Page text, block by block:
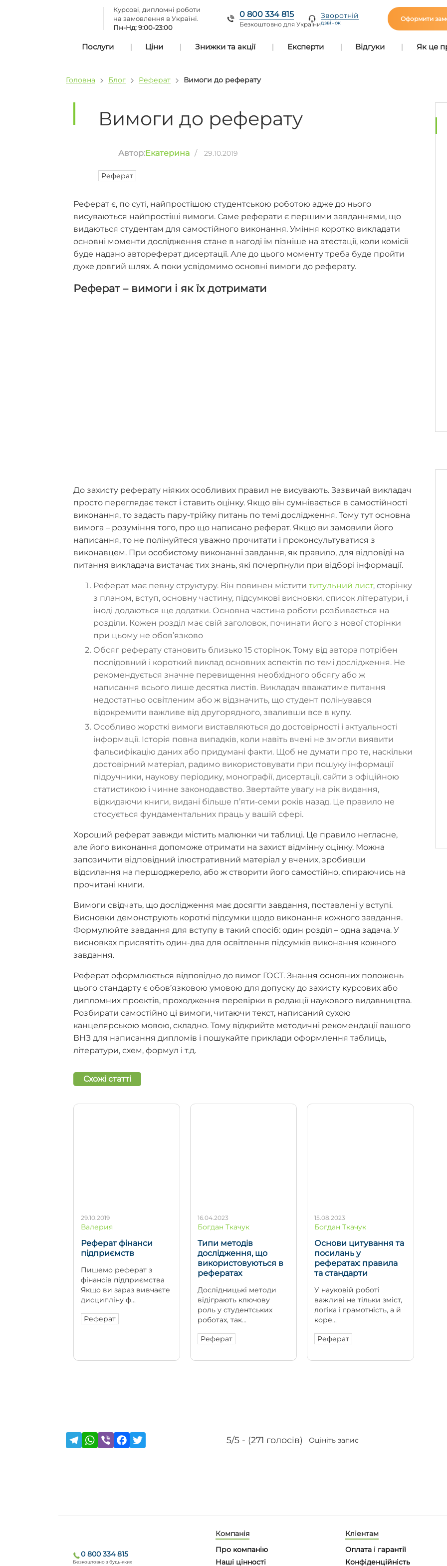
Курсові, дипломні роботи
на замовлення в Україні.
Пн-Нд: 9:00-23:00
0 800 334 815
Безкоштовно для України
Зворотній
дзвінок
Оформити
Послуги Ціни Знижки та акції Експерти Відгуки Як це
Головна Блог Реферат Вимоги до реферату
Вимоги до реферату
Автор:Екатерина / 29.10.2019
Реферат
Реферат є, по суті, найпростішою студентською роботою адже до нього
висуваються найпростіші вимоги. Саме реферати є першими завданнями, що
видаються студентам для самостійного виконання. Уміння коротко викладати
основні моменти дослідження стане в нагоді їм пізніше на атестації, коли комісії
буде надано автореферат дисертації. Але до цього моменту треба буде пройти
дуже довгий шлях. А поки усвідомимо основні вимоги до реферату.
Реферат – вимоги і як їх дотримати
До захисту реферату ніяких особливих правил не висувають. Зазвичай викладач
просто переглядає текст і ставить оцінку. Якщо він сумнівається в самостійності
виконання, то задасть пару-трійку питань по темі дослідження. Тому тут основна
вимога – розуміння того, про що написано реферат. Якщо ви замовили його
написання, то не полінуйтеся уважно прочитати і проконсультуватися з
виконавцем. При особистому виконанні завдання, як правило, для відповіді на
питання викладача вистачає тих знань, які почерпнули при відборі інформації.
Реферат має певну структуру. Він повинен містити титульний лист, сторінку
з планом, вступ, основну частину, підсумкові висновки, список літератури, і
іноді додаються ще додатки. Основна частина роботи розбивається на
розділи. Кожен розділ має свій заголовок, починати його з нової сторінки
при цьому не обов’язково
Обсяг реферату становить близько 15 сторінок. Тому від автора потрібен
послідовний і короткий виклад основних аспектів по темі дослідження. Не
рекомендується значне перевищення необхідного обсягу або ж
написання всього лише десятка листів. Викладач вважатиме питання
недостатньо освітленим або ж відзначить, що студент полінувався
відокремити важливе від другорядного, зваливши все в купу.
Особливо жорсткі вимоги виставляються до достовірності і актуальності
інформації. Історія повна випадків, коли навіть вчені не змогли виявити
фальсифікацію даних або придумані факти. Щоб не думати про те, наскільки
достовірний матеріал, радимо використовувати при пошуку інформації
підручники, наукову періодику, монографії, дисертації, сайти з офіційною
статистикою і чинне законодавство. Звертайте увагу на рік видання,
відкидаючи книги, видані більше п’яти-семи років назад. Це правило не
стосується фундаментальних праць у вашій сфері.
Хороший реферат завжди містить малюнки чи таблиці. Це правило негласне,
але його виконання допоможе отримати на захист відмінну оцінку. Можна
запозичити відповідний ілюстративний матеріал у вчених, зробивши
відсилання на першоджерело, або ж створити його самостійно, спираючись на
прочитані книги.
Вимоги свідчать, що дослідження має досягти завдання, поставлені у вступі.
Висновки демонструють короткі підсумки щодо виконання кожного завдання.
Формулюйте завдання для вступу в такий спосіб: один розділ – одна задача. У
висновках присвятіть один-два для освітлення підсумків виконання кожного
завдання.
Реферат оформлюється відповідно до вимог ГОСТ. Знання основних положень
цього стандарту є обов’язковою умовою для допуску до захисту курсових або
дипломних проектів, проходження перевірки в редакції наукового видавництва.
Розбирати самостійно ці вимоги, читаючи текст, написаний сухою
канцелярською мовою, складно. Тому відкрийте методичні рекомендації вашого
ВНЗ для написання дипломів і пошукайте приклади оформлення таблиць,
літератури, схем, формул і т.д.
Схожі статті
29.10.2019
Валерия
Реферат фінанси
підприємств
Пишемо реферат з
фінансів підприємства
Якщо ви зараз вивчаєте
дисципліну ф...
Реферат
16.04.2023
Богдан Ткачук
Типи методів
дослідження, що
використовуються в
рефератах
Дослідницькі методи
відіграють ключову
роль у студентських
роботах, так...
Реферат
15.08.2023
Богдан Ткачук
Основи цитування та
посилань у
рефератах: правила
та стандарти
У науковій роботі
важливі не тільки зміст,
логіка і грамотність, а й
коре...
Реферат
5/5 - (271 голосів) Оцініть запис
0 800 334 815
Безкоштовно з будь-яких
Компанія
Про компанію
Наші цінності
Кліентам
Оплата і гарантії
Конфіденційність